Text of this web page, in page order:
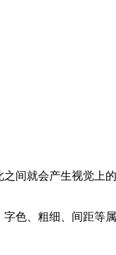
间就会产生视觉上
色、粗细、间距等